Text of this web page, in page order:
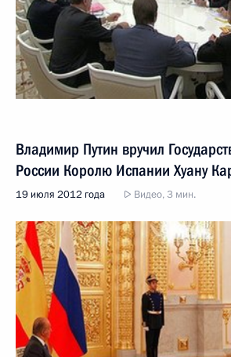
Владимир Путин вручил
России Королю Испании Хуану
19 июля 2012 года Видео, 3 мин.